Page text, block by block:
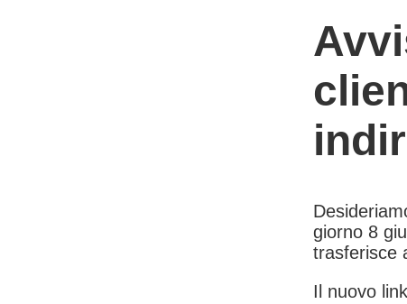
giorno 8
trasferisce
Il nuovo